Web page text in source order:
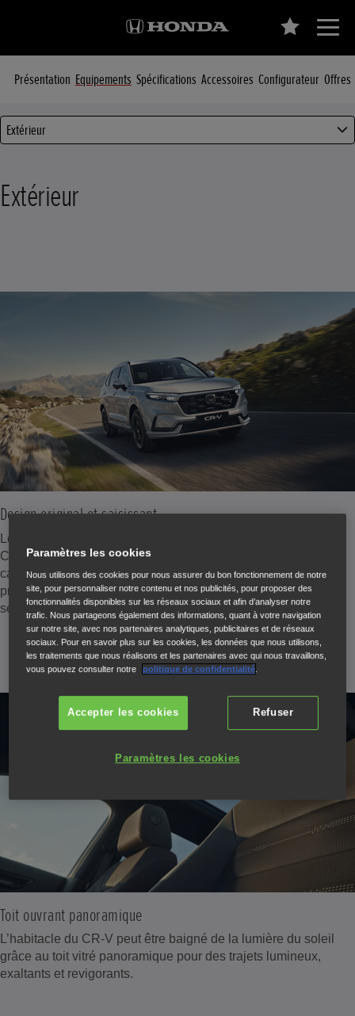
Présentation Equipements Spécifications Accessoires Configurateur Offres
Extérieur
Extérieur
Design original et saisissant
Le CR-V est notre plus grand SUV haut de gamme à ce jour.
Ce véhicule ne passe pas inaperçu de par la refonte de sa
calandre en maille, ses jantes en alliage, ses phares à LED
profilés avec clignotants séquentiels et le design singulier de
ses feux arrière.
Toit ouvrant panoramique
L’habitacle du CR-V peut être baigné de la lumière du soleil
grâce au toit vitré panoramique pour des trajets lumineux,
exaltants et revigorants.
Paramètres les cookies
Nous utilisons des cookies pour nous assurer du bon fonctionnement de notre
site, pour personnaliser notre contenu et nos publicités, pour proposer des
fonctionnalités disponibles sur les réseaux sociaux et afin d’analyser notre
trafic. Nous partageons également des informations, quant à votre navigation
sur notre site, avec nos partenaires analytiques, publicitaires et de réseaux
sociaux. Pour en savoir plus sur les cookies, les données que nous utilisons,
les traitements que nous réalisons et les partenaires avec qui nous travaillons,
vous pouvez consulter notre
politique de confidentialité
Refuser
Accepter les cookies
Paramètres les cookies